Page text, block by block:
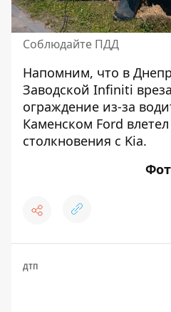
Соблюдайте ПДД
Напомним, что в
Заводской Infiniti
ограждение из-за
Каменском Ford
столкновения с Kia.
ДТП